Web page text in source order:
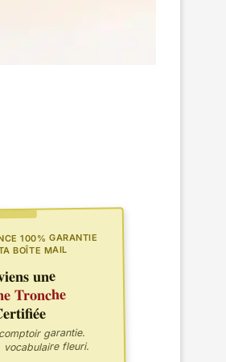
100% GARANTIE
BOÎTE MAIL
une
Tronche
garantie.
vocabulaire fleuri.